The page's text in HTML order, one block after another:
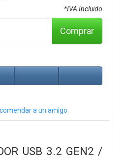
*IVA Incluido
Comprar
a un amigo
USB 3.2 GEN2 /